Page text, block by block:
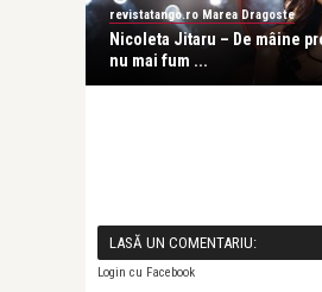
revistatango.ro Marea Dragoste
Nicoleta Jitaru – De mâine promit să
nu mai fum ...
LASĂ UN COMENTARIU:
Login cu Facebook